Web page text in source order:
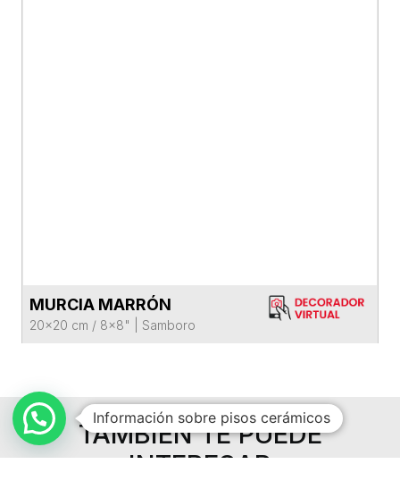
VER FICHA DEL PRODUCTO
MURCIA MARRÓN
20x20 cm / 8x8" Samboro
TAMBIÉN TE PUEDE
INTERESAR
Información sobre pisos cerámicos